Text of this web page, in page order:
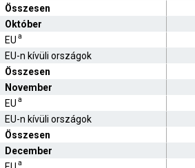
Összesen
Október
EU a
EU-n kívüli országok
Összesen
November
EU a
EU-n kívüli országok
Összesen
December
a